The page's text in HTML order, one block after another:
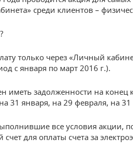
среди клиентов –
только через «Личный
с января по март 2016 г.).
иметь задолженности на конец
31 января, на 29 февраля, на 31
все условия акции,
для оплаты счета за